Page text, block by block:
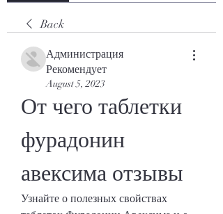
Back
Администрация
Рекомендует
August 5, 2023
От чего таблетки
фурадонин
авексима отзывы
Узнайте о полезных свойствах